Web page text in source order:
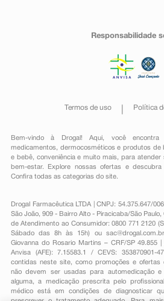
Responsabilidade
Termos de uso Política
Bem-vindo à Drogal! Aqui, você
medicamentos , dermocosméticos e produtos de
e bebê, conveniênciae muito mais, para atender
bem-estar. Explore nossas ofertas e
Confira todas as categorias do site.
Drogal Farmacêutica LTDA | CNPJ: 54.375.647/
São João, 909 - Bairro Alto - Piracicaba/São Paulo,
de Atendimento ao Consumidor: 0800 771 2120
Sábado das 8h às 15h) ou sac@drogal.com.br
Giovanna do Rosario Martins – CRF/SP 49.855
Anvisa (AFE): 7.15583.1 / CEVS: 353870901-
contidas neste site, como promoções e ofertas
não devem ser usadas para automedicação
alguma, a medicação prescrita pelo
médico está em condições de diagnosticar